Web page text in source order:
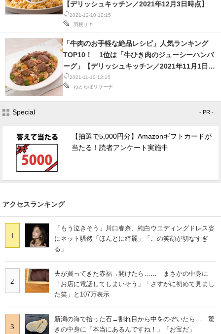
進化するPCとデバイスの未来
好きが集まる 比べて選べる
ビジネスと働き方のヒント
AI活用のいまが分かる
企業ITのトレンドを詳説
マーケ×ITの今がよく分かる
ITエンジニア向け専門サイト
企業向けIT製品の総合サイト
IT製品の技術・比較・事例
製造業のIT導入・活用を支援
モノづくり技術者専門サイト
電子設計の基本と応用
エネルギーの専門メディア
建設×テクノロジーの最前線
2021-12-10 12:15
羽根サキ
【デリッシュキッチン／2021年12月3日時点】
2021-11-10 12:15
ねとらぼリサーチ
「牛肉のお手軽な絶品レシピ」人気ランキング
TOP10！ 1位は「牛ひき肉のジューシーハンバ
ーグ」【デリッシュキッチン／2021年11月1日時
点】
Special - PR -
【抽選で5,000円分】Amazonギフトカードが
当たる！読者アンケート実施中
アクセスランキング
1
「もう泣きそう」川口春奈、純白ウエディングドレス姿
にネット騒然「ほんとに綺麗」「この笑顔が切なすぎ
る」
2
夫が買ってきた赤福→開けたら…… まさかの中身に
「お店に電話してしまいそう」「さすがに初めて見まし
た笑」と107万表示
3
新潟の海で拾った石→割れ目から中をのぞいたら……驚
きの中身に「本当にあるんですね！」「お宝だ」